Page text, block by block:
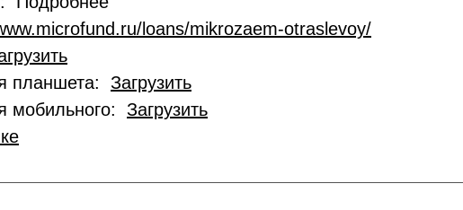
loans/mikrozaem-otraslevoy/
планшета: Загрузить
мобильного: Загрузить